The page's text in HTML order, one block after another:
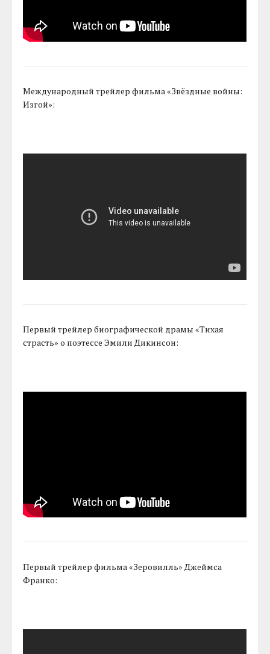
Международный трейлер фильма «Звёздные войны:
Изгой»:
Первый трейлер биографической драмы «Тихая
страсть» о поэтессе Эмили Дикинсон:
Первый трейлер фильма «Зеровилль» Джеймса
Франко: